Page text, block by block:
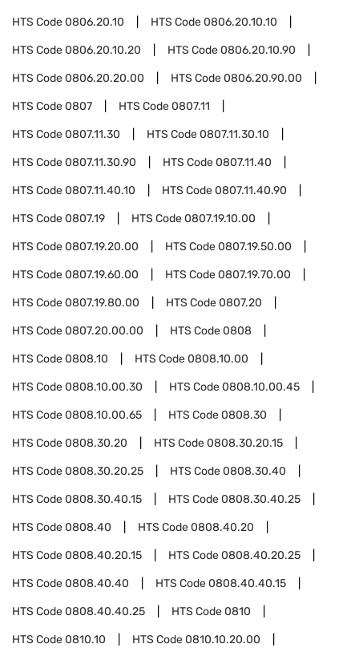
HTS Code0806.20.10 HTS Code0806.20.10.10
HTS Code0806.20.10.20 HTS Code0806.20.10.90
HTS Code0806.20.20.00 HTS Code0806.20.90.00
HTS Code0807 HTS Code0807.11
HTS Code0807.11.30 HTS Code0807.11.30.10
HTS Code0807.11.30.90 HTS Code0807.11.40
HTS Code0807.11.40.10 HTS Code0807.11.40.90
HTS Code0807.19 HTS Code0807.19.10.00
HTS Code0807.19.20.00 HTS Code0807.19.50.00
HTS Code0807.19.60.00 HTS Code0807.19.70.00
HTS Code0807.19.80.00 HTS Code0807.20
HTS Code0807.20.00.00 HTS Code0808
HTS Code0808.10 HTS Code0808.10.00
HTS Code0808.10.00.30 HTS Code0808.10.00.45
HTS Code0808.10.00.65 HTS Code0808.30
HTS Code0808.30.20 HTS Code0808.30.20.15
HTS Code0808.30.20.25 HTS Code0808.30.40
HTS Code0808.30.40.15 HTS Code0808.30.40.25
HTS Code0808.40 HTS Code0808.40.20
HTS Code0808.40.20.15 HTS Code0808.40.20.25
HTS Code0808.40.40 HTS Code0808.40.40.15
HTS Code0808.40.40.25 HTS Code0810
HTS Code0810.10 HTS Code0810.10.20.00